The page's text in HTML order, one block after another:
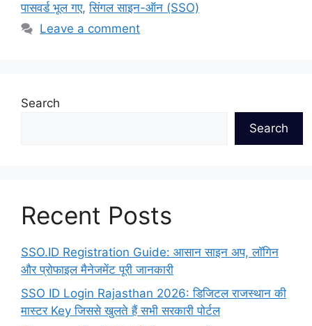
पासवर्ड भूल गए,सिंगल साइन-ऑन (SSO)
Leave a comment
Search
Search
Recent Posts
SSO.ID Registration Guide: आसान साइन अप, लॉगिन
और प्रोफाइल मैनेजमेंट पूरी जानकारी
SSO ID Login Rajasthan 2026: डिजिटल राजस्थान की
मास्टर Key जिससे खुलते हैं सभी सरकारी पोर्टल